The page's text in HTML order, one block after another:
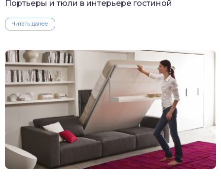
Портьеры и тюли в интерьере гостиной
Читать далее